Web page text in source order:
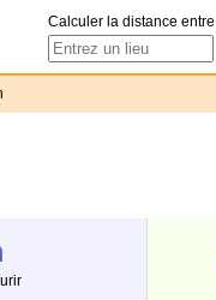
Calculer la distance